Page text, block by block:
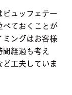
ビュッフェテー
べておくことが
ミングはお客様
経過も考え
ど工夫していま